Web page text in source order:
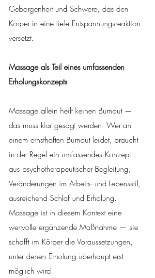
Geborgenheit und Schwere, das den
Körper in eine tiefe Entspannungsreaktion
versetzt.
Massage als Teil eines umfassenden
Erholungskonzepts
Massage allein heilt keinen Burnout —
das muss klar gesagt werden. Wer an
einem ernsthaften Burnout leidet, braucht
in der Regel ein umfassendes Konzept
aus psychotherapeutischer Begleitung,
Veränderungen im Arbeits- und Lebensstil,
ausreichend Schlaf und Erholung.
Massage ist in diesem Kontext eine
wertvolle ergänzende Maßnahme — sie
schafft im Körper die Voraussetzungen,
unter denen Erholung überhaupt erst
möglich wird.